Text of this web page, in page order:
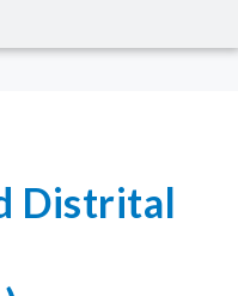
Distrital